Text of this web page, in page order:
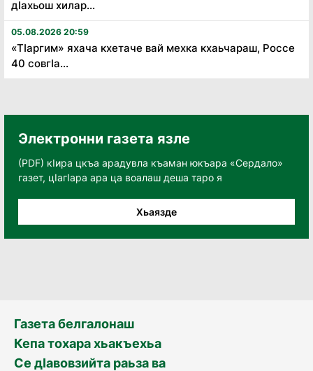
дӏахьош хилар...
05.08.2026 20:59
«Тӏаргим» яхача кхетаче вай мехка кхаьчараш, Россе
40 совгӏа...
Электронни газета язле
(PDF) кӀира цкъа арадувла къаман юкъара «Сердало»
газет, цӀагӀара ара ца воалаш деша таро я
Хьаязде
Газета белгалонаш
Кепа тохара хьакъехьа
Се дӀавовзийта раьза ва